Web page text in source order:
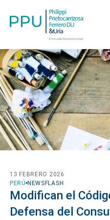
PERÚ NEWSFLASH
13 FEBRERO 2026
Modifican el
Defensa del